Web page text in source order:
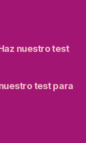
nuestro test
nuestro test para